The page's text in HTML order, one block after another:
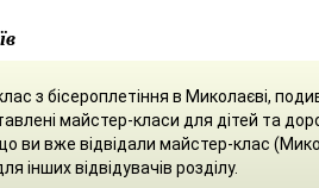
з бісероплетіння в Миколаєві,
майстер-класи для дітей та
ви вже відвідали майстер-клас
інших відвідувачів розділу.